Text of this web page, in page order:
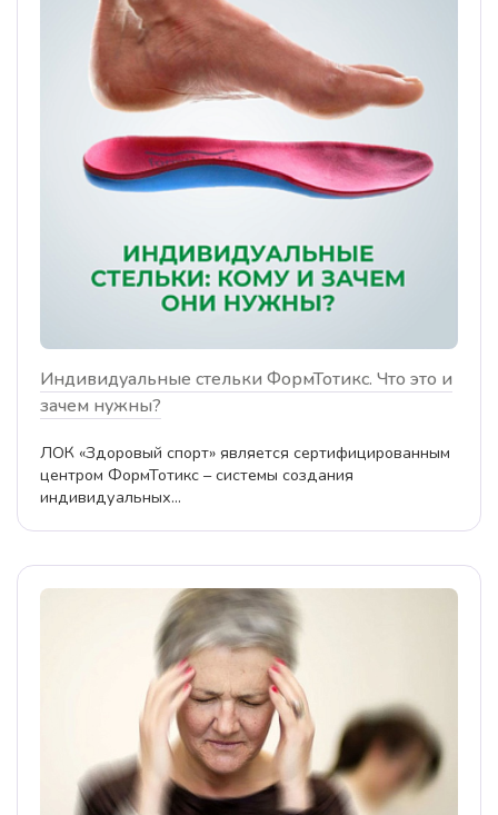
Индивидуальные стельки ФормТотикс. Что это и
зачем нужны?
ЛОК «Здоровый спорт» является сертифицированным
центром ФормТотикс – системы создания
индивидуальных...